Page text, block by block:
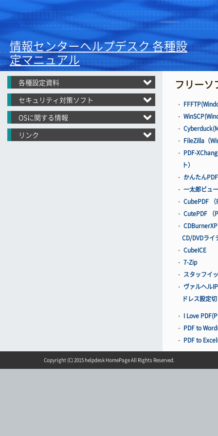
情報センターヘルプデスク 各種設
定マニュアル
各種設定資料
セキュリティ対策ソフト
OSに関する情報
リンク
フリー
・
・
・
・ FileZilla（
・ PDF-
ト）
・ かんたん
・ 一太郎ビュ
・ CubePDF
・ CutePDF （
・
CD/DVDライ
・ CubeICE
・ 7-Zip
・ スタッフイ
・ ヴァルヘル
ドレス設定
・ I Love
・ PDF to
・ PDF to
Copyright (C) 2015 helpdesk HomePage All Rights Reserved.